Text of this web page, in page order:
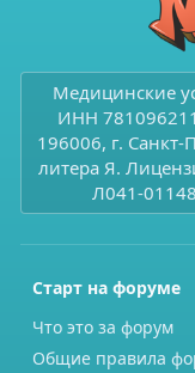
Медицинские
ИНН
196006, г. Санкт-
литера Я.
Л041-
Старт на форуме
Что это за форум
Общие правила